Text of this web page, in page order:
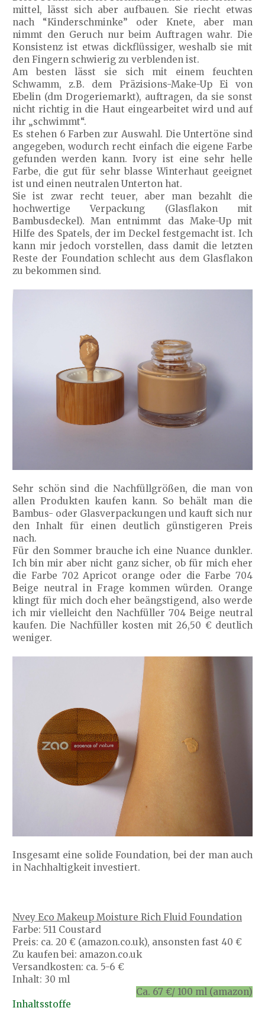
mittel, lässt sich aber aufbauen. Sie riecht etwas
nach “Kinderschminke” oder Knete, aber man
nimmt den Geruch nur beim Auftragen wahr. Die
Konsistenz ist etwas dickflüssiger, weshalb sie mit
den Fingern schwierig zu verblenden ist.
Am besten lässt sie sich mit einem feuchten
Schwamm, z.B. dem Präzisions-Make-Up Ei von
Ebelin (dm Drogeriemarkt), auftragen, da sie sonst
nicht richtig in die Haut eingearbeitet wird und auf
ihr „schwimmt“.
Es stehen 6 Farben zur Auswahl. Die Untertöne sind
angegeben, wodurch recht einfach die eigene Farbe
gefunden werden kann. Ivory ist eine sehr helle
Farbe, die gut für sehr blasse Winterhaut geeignet
ist und einen neutralen Unterton hat.
Sie ist zwar recht teuer, aber man bezahlt die
hochwertige Verpackung (Glasflakon mit
Bambusdeckel). Man entnimmt das Make-Up mit
Hilfe des Spatels, der im Deckel festgemacht ist. Ich
kann mir jedoch vorstellen, dass damit die letzten
Reste der Foundation schlecht aus dem Glasflakon
zu bekommen sind.
Sehr schön sind die Nachfüllgrößen, die man von
allen Produkten kaufen kann. So behält man die
Bambus- oder Glasverpackungen und kauft sich nur
den Inhalt für einen deutlich günstigeren Preis
nach.
Für den Sommer brauche ich eine Nuance dunkler.
Ich bin mir aber nicht ganz sicher, ob für mich eher
die Farbe 702 Apricot orange oder die Farbe 704
Beige neutral in Frage kommen würden. Orange
klingt für mich doch eher beängstigend, also werde
ich mir vielleicht den Nachfüller 704 Beige neutral
kaufen. Die Nachfüller kosten mit 26,50 € deutlich
weniger.
Insgesamt eine solide Foundation, bei der man auch
in Nachhaltigkeit investiert.
Nvey Eco Makeup Moisture Rich Fluid Foundation
Farbe: 511 Coustard
Preis: ca. 20 € (amazon.co.uk), ansonsten fast 40 €
Zu kaufen bei: amazon.co.uk
Versandkosten: ca. 5-6 €
Inhalt: 30 ml
Ca. 67 €/ 100 ml (amazon)
Inhaltsstoffe